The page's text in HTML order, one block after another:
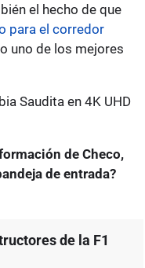
el hecho de que
para el corredor
uno de los mejores
Saudita en 4K UHD
de Checo,
de entrada?
de la F1